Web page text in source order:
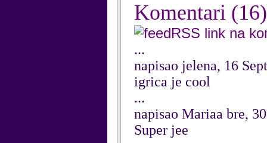
Komentari (16)
RSS link na
...
napisao jelena, 16
igrica je cool
...
napisao Mariaa bre,
Super jee